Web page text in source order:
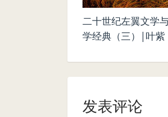
二十世纪左翼文学
学经典（三）|叶紫
发表评论